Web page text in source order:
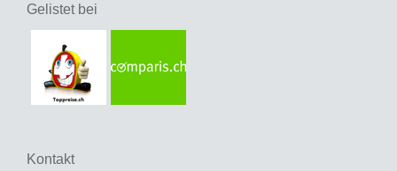
Gelistet bei
Kontakt